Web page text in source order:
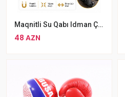
Maqnitli Su Qabı Idman Çantası
48 AZN